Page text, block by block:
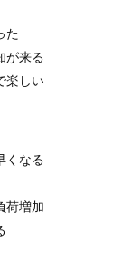
た
が来る
楽しい
くなる
荷増加